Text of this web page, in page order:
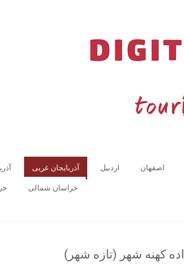
آذربایجان غربی اردبیل اصفهان
خراسان شمالی
کهنه شهر (تازه شهر)